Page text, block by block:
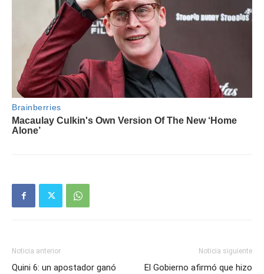
Noticia anterior
Quini 6: un apostador ganó
Noticia siguiente
El Gobierno afirmó que hizo